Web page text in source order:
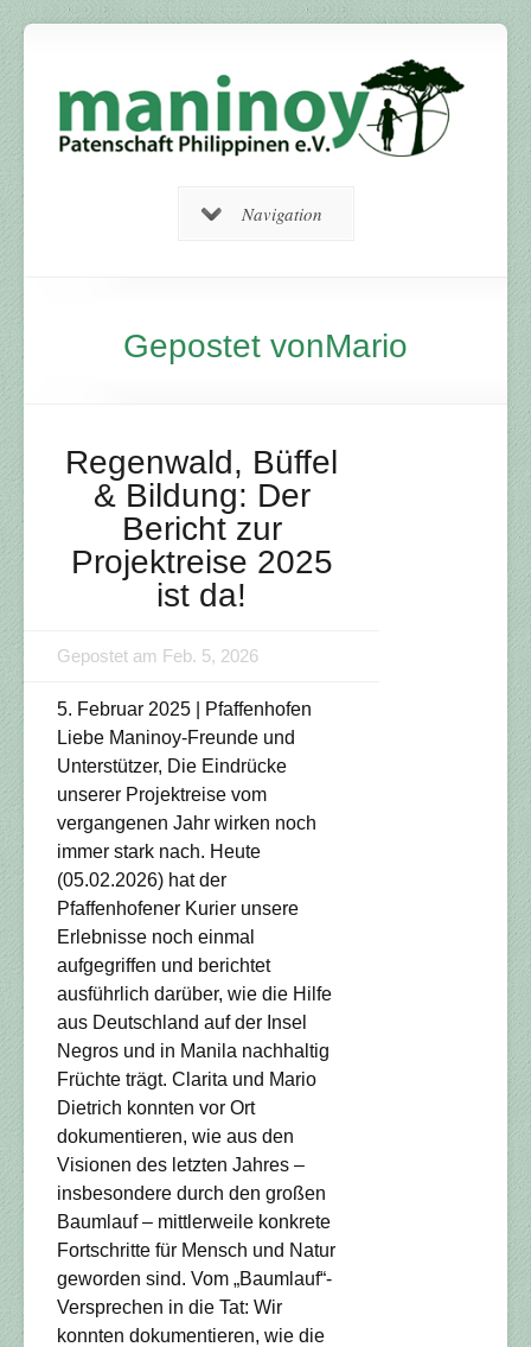
Navigation
Gepostet vonMario
Regenwald, Büffel
& Bildung: Der
Bericht zur
Projektreise 2025
ist da!
Gepostet am Feb. 5, 2026
5. Februar 2025 | Pfaffenhofen
Liebe Maninoy-Freunde und
Unterstützer, Die Eindrücke
unserer Projektreise vom
vergangenen Jahr wirken noch
immer stark nach. Heute
(05.02.2026) hat der
Pfaffenhofener Kurier unsere
Erlebnisse noch einmal
aufgegriffen und berichtet
ausführlich darüber, wie die Hilfe
aus Deutschland auf der Insel
Negros und in Manila nachhaltig
Früchte trägt. Clarita und Mario
Dietrich konnten vor Ort
dokumentieren, wie aus den
Visionen des letzten Jahres –
insbesondere durch den großen
Baumlauf – mittlerweile konkrete
Fortschritte für Mensch und Natur
geworden sind. Vom „Baumlauf“-
Versprechen in die Tat: Wir
konnten dokumentieren, wie die